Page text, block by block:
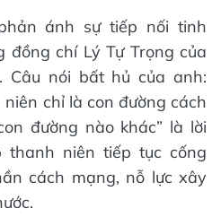
ánh sự tiếp nối tinh
đồng chí Lý Tự Trọng của
Câu nói bất hủ của anh:
niên chỉ là con đường cách
đường nào khác” là lời
thanh niên tiếp tục cống
cách mạng, nỗ lực xây